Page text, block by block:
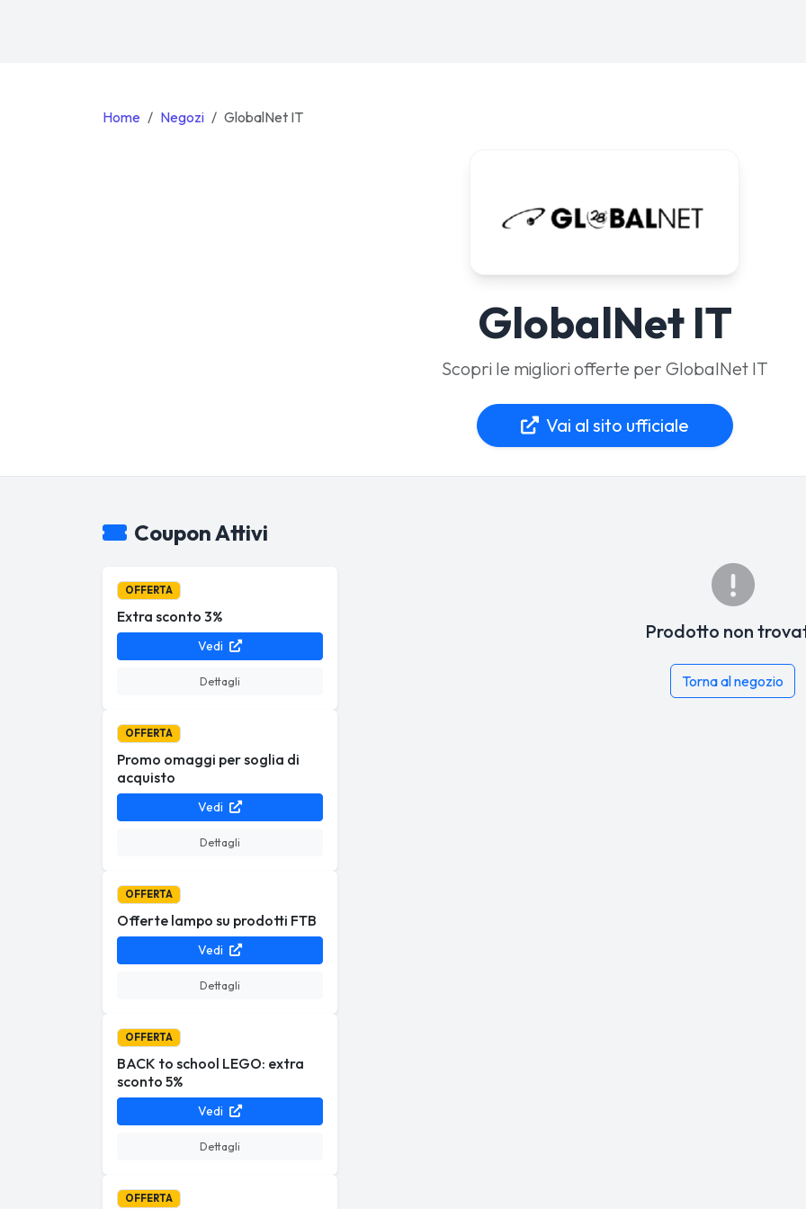
Home Negozi GlobalNet IT
GlobalNet IT
Scopri le migliori offerte per GlobalNet IT
Vai al sito ufficiale
Coupon Attivi
OFFERTA
Extra sconto 3%
Vedi
Dettagli
OFFERTA
Promo omaggi per soglia di
acquisto
Vedi
Dettagli
OFFERTA
Offerte lampo su prodotti FTB
Vedi
Dettagli
OFFERTA
BACK to school LEGO: extra
sconto 5%
Vedi
Dettagli
OFFERTA
Prodotto non
Torna al negozio